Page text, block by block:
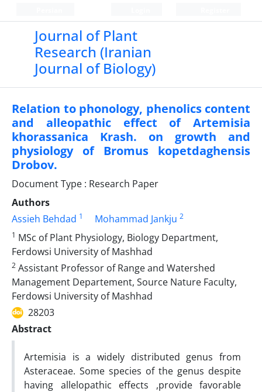
Journal of Plant
Research (Iranian
Journal of Biology)
Relation to phonology, phenolics content
and alleopathic effect of Artemisia
khorassanica Krash. on growth and
physiology of Bromus kopetdaghensis
Drobov.
Document Type : Research Paper
Authors
Assieh Behdad 1 Mohammad Jankju 2
1 MSc of Plant Physiology, Biology Department,
Ferdowsi University of Mashhad
2 Assistant Professor of Range and Watershed
Management Departement, Source Nature Faculty,
Ferdowsi University of Mashhad
28203
Abstract
Artemisia is a widely distributed genus from
Asteraceae. Some species of the genus despite
having allelopathic effects ,provide favorable